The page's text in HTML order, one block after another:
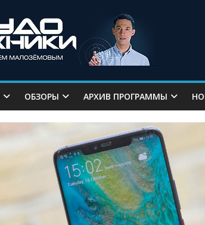
ОБЗОРЫ АРХИВ ПРОГРАММЫ